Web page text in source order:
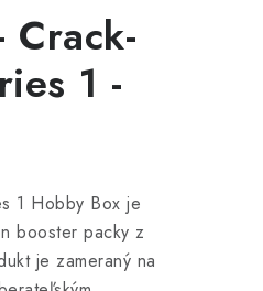
1 -
1 Hobby Box je
booster packy z
je zameraný na